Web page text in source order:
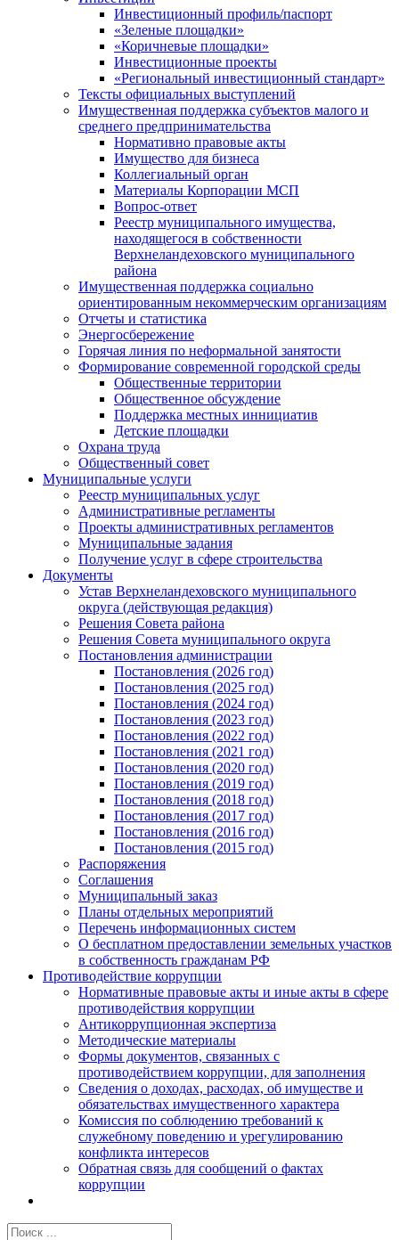
Инвестиционный профиль/паспорт
«Зеленые площадки»
«Коричневые площадки»
Инвестиционные проекты
«Региональный инвестиционный стандарт»
Тексты официальных выступлений
Имущественная поддержка субъектов малого и
среднего предпринимательства
Нормативно правовые акты
Имущество для бизнеса
Коллегиальный орган
Материалы Корпорации МСП
Вопрос-ответ
Реестр муниципального имущества,
находящегося в собственности
Верхнеландеховского муниципального
района
Имущественная поддержка социально
ориентированным некоммерческим организациям
Отчеты и статистика
Энергосбережение
Горячая линия по неформальной занятости
Формирование современной городской среды
Общественные территории
Общественное обсуждение
Поддержка местных иннициатив
Детские площадки
Охрана труда
Общественный совет
Муниципальные услуги
Реестр муниципальных услуг
Административные регламенты
Проекты административных регламентов
Муниципальные задания
Получение услуг в сфере строительства
Документы
Устав Верхнеландеховского муниципального
округа (действующая редакция)
Решения Совета района
Решения Совета муниципального округа
Постановления администрации
Постановления (2026 год)
Постановления (2025 год)
Постановления (2024 год)
Постановления (2023 год)
Постановления (2022 год)
Постановления (2021 год)
Постановления (2020 год)
Постановления (2019 год)
Постановления (2018 год)
Постановления (2017 год)
Постановления (2016 год)
Постановления (2015 год)
Распоряжения
Соглашения
Муниципальный заказ
Планы отдельных мероприятий
Перечень информационных систем
О бесплатном предоставлении земельных участков
в собственность гражданам РФ
Противодействие коррупции
Нормативные правовые акты и иные акты в сфере
противодействия коррупции
Антикоррупционная экспертиза
Методические материалы
Формы документов, связанных с
противодействием коррупции, для заполнения
Сведения о доходах, расходах, об имуществе и
обязательствах имущественного характера
Комиссия по соблюдению требований к
служебному поведению и урегулированию
конфликта интересов
Обратная связь для сообщений о фактах
коррупции
Результат